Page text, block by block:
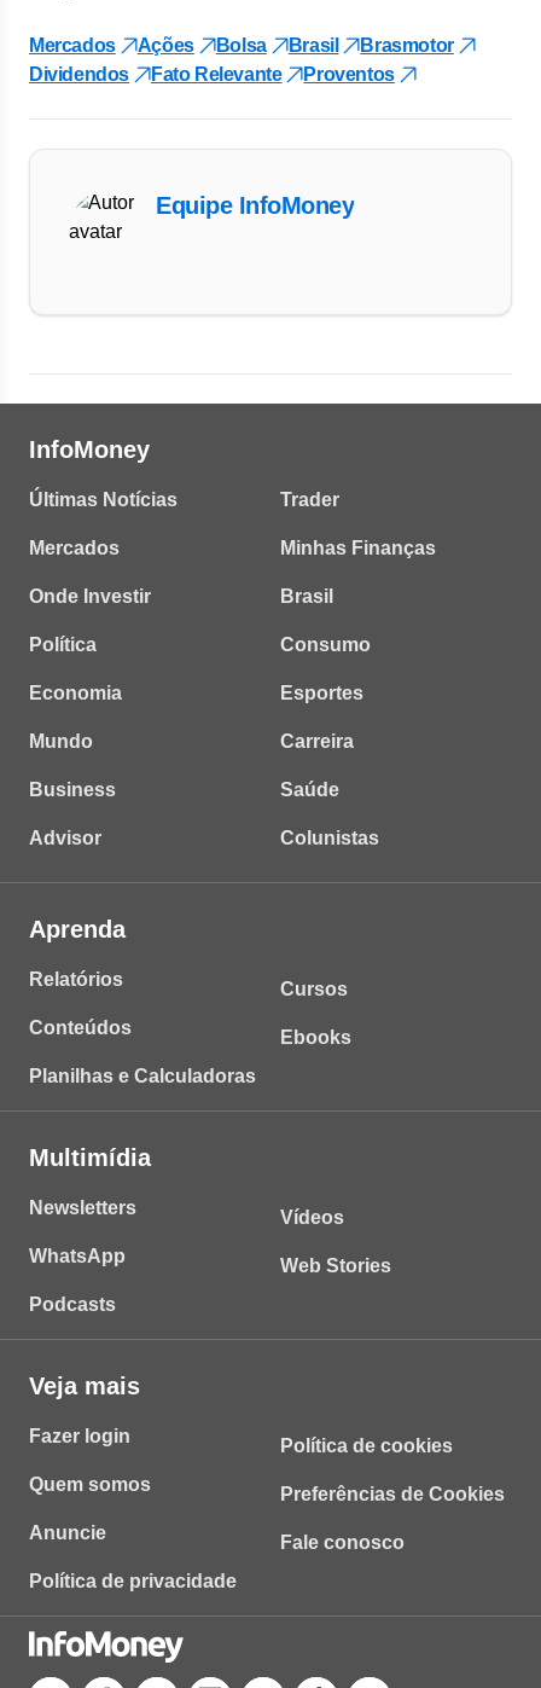
Mercados Ações Bolsa Brasil
Brasmotor
Dividendos
Fato Relevante Proventos
Equipe InfoMoney
InfoMoney
Últimas Notícias
Mercados
Onde Investir
Política
Economia
Mundo
Business
Advisor
Trader
Minhas Finanças
Brasil
Consumo
Esportes
Carreira
Saúde
Colunistas
Aprenda
Relatórios
Conteúdos
Planilhas e Calculadoras
Cursos
Ebooks
Multimídia
Newsletters
WhatsApp
Podcasts
Vídeos
Web Stories
Veja mais
Fazer login
Quem somos
Anuncie
Política de privacidade
Política de cookies
Preferências de Cookies
Fale conosco